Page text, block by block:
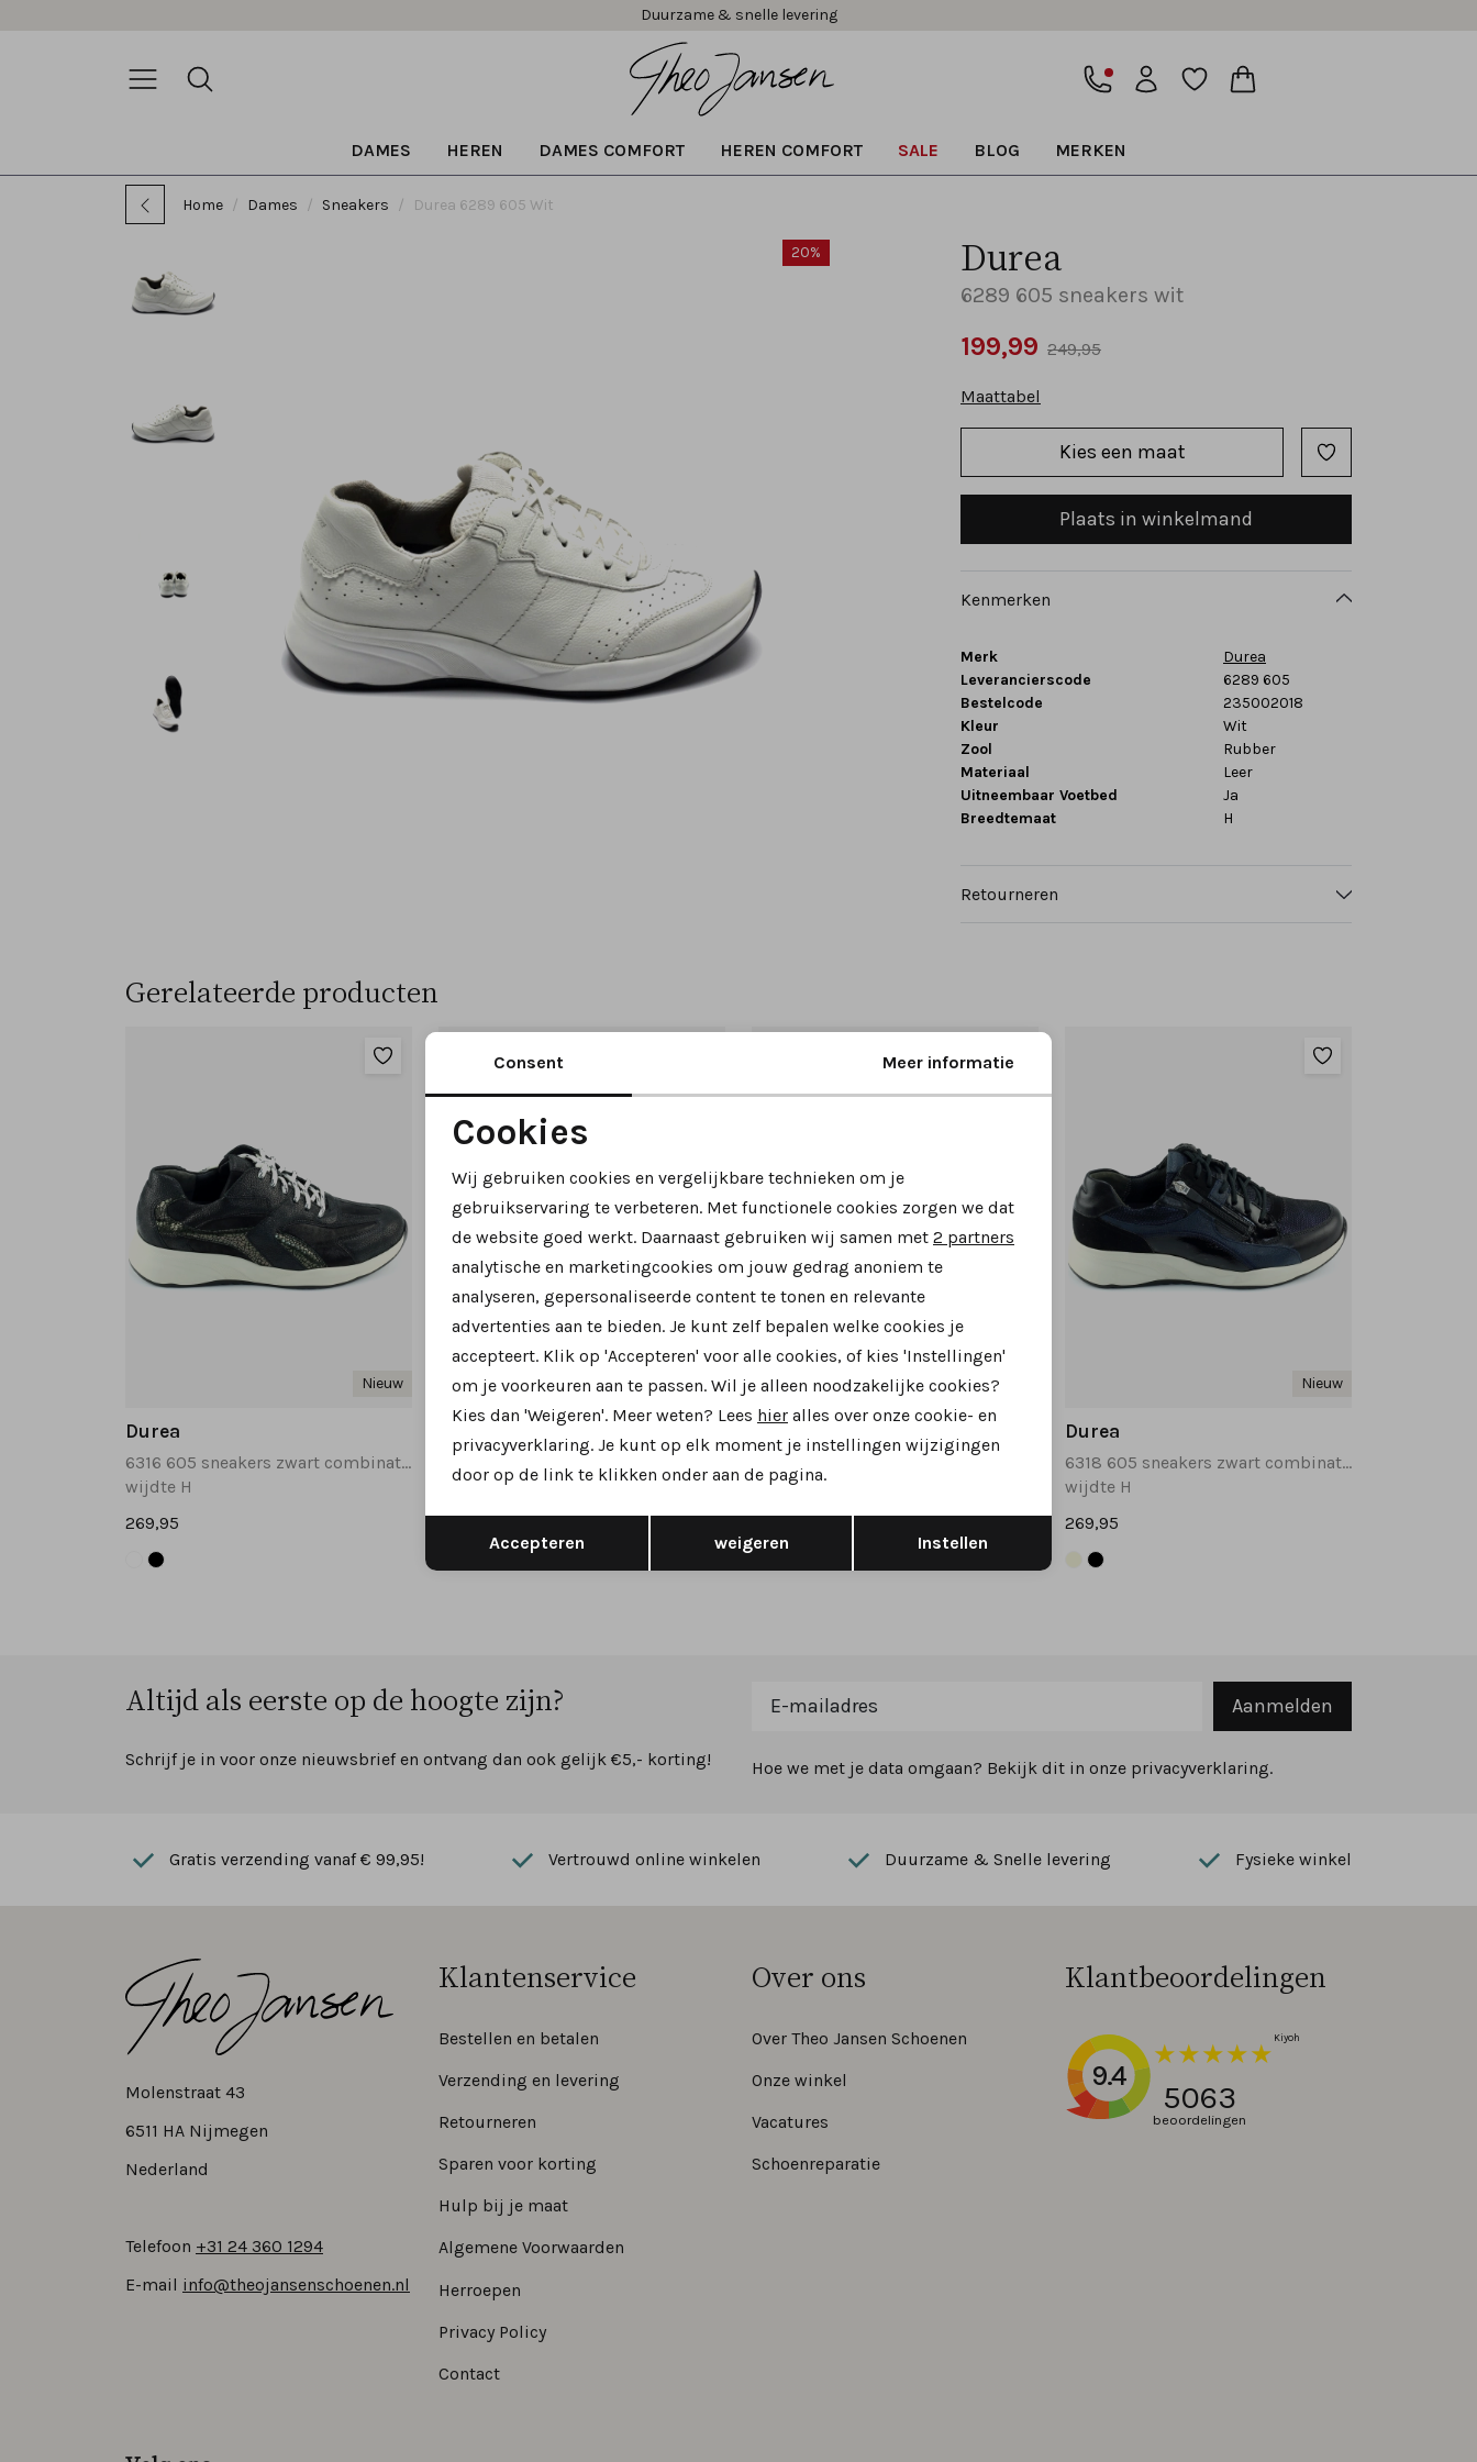
Duurzame & snelle levering
DAMES HEREN DAMES COMFORT HEREN COMFORT SALE BLOG MERKEN
Home Dames Sneakers Durea 6289 605 Wit
20% Durea
6289 605 sneakers wit
199,99 249,95
Maattabel
Kies een maat
Plaats in winkelmand
Kenmerken
Merk
Durea
Leverancierscode
6289 605
Bestelcode
235002018
Kleur
Wit
Zool
Rubber
Materiaal
Leer
Uitneembaar Voetbed
Ja
Breedtemaat
H
Retourneren
Gerelateerde producten
Nieuw
Durea
6316 605 sneakers zwart combinatie
wijdte H
269,95
Nieuw
6325 608 sneakers brons
wijdte K
289,95
Nieuw
wijdte H
269,95
Nieuw
Durea
6318 605 sneakers zwart combinatie
wijdte H
269,95
Altijd als eerste op de hoogte zijn?
Schrijf je in voor onze nieuwsbrief en ontvang dan ook gelijk €5,- korting!
Aanmelden
Hoe we met je data omgaan? Bekijk dit in onze privacyverklaring.
Gratis verzending vanaf € 99,95! Vertrouwd online winkelen Duurzame & Snelle levering Fysieke winkel
Molenstraat 43
6511 HA Nijmegen
Nederland
Telefoon +31 24 360 1294
E-mail info@theojansenschoenen.nl
Klantenservice
Bestellen en betalen
Verzending en levering
Retourneren
Sparen voor korting
Hulp bij je maat
Algemene Voorwaarden
Herroepen
Privacy Policy
Contact
Over ons
Over Theo Jansen Schoenen
Onze winkel
Vacatures
Schoenreparatie
Klantbeoordelingen
9.4
5063
beoordelingen
Noodzakelijke cookies
Analytische cookies Marketing cookies
Terug Opslaan
Consent Meer informatie
Cookies
Wij gebruiken cookies en vergelijkbare technieken om je
gebruikservaring te verbeteren. Met functionele cookies zorgen we dat
de website goed werkt. Daarnaast gebruiken wij samen met 2 partners
analytische en marketingcookies om jouw gedrag anoniem te
analyseren, gepersonaliseerde content te tonen en relevante
advertenties aan te bieden. Je kunt zelf bepalen welke cookies je
accepteert. Klik op 'Accepteren' voor alle cookies, of kies 'Instellingen'
om je voorkeuren aan te passen. Wil je alleen noodzakelijke cookies?
Kies dan 'Weigeren'. Meer weten? Lees hier alles over onze cookie- en
privacyverklaring. Je kunt op elk moment je instellingen wijzigingen
door op de link te klikken onder aan de pagina.
Accepteren weigeren Instellen